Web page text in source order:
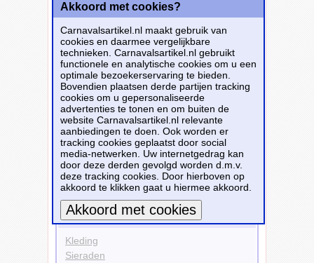
Koop nu bij e-
Carnavalskleding.nl voor slechts€ 2.20!
Dit carnavalsartikelBrandweerhelm foam
kindis te bestellen bijE-Carnavalskleding.nl
voor€ 2,20.
Bestellen
Personen
Brandweer
Doelgroepen
Kinderen
Bekijk alle carnavalsartikelen
Carnavalsartikelen
Kleding
Sieraden
Akkoord met cookies?
Carnavalsartikel.nl maakt gebruik van
cookies en daarmee vergelijkbare
technieken. Carnavalsartikel.nl gebruikt
functionele en analytische cookies om u een
optimale bezoekerservaring te bieden.
Bovendien plaatsen derde partijen tracking
cookies om u gepersonaliseerde
advertenties te tonen en om buiten de
website Carnavalsartikel.nl relevante
aanbiedingen te doen. Ook worden er
tracking cookies geplaatst door social
media-netwerken. Uw internetgedrag kan
door deze derden gevolgd worden d.m.v.
deze tracking cookies. Door hierboven op
akkoord te klikken gaat u hiermee akkoord.